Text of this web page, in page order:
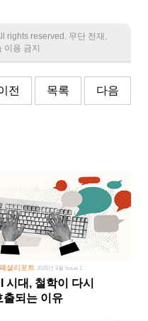
rights reserved. 무단 전재,
이용 금지
전 목록 다음
셜리포트 2026년 8월 Issue 1
시대, 철학이 다시
출되는 이유